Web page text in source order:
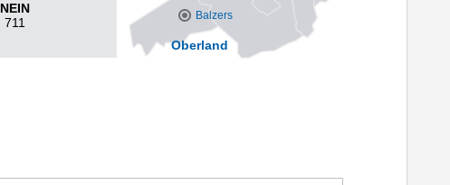
Balzers
Oberland
NEIN
711